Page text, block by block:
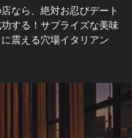
なら、絶対お忍びデート
する！サプライズな美味
に震える穴場イタリアン